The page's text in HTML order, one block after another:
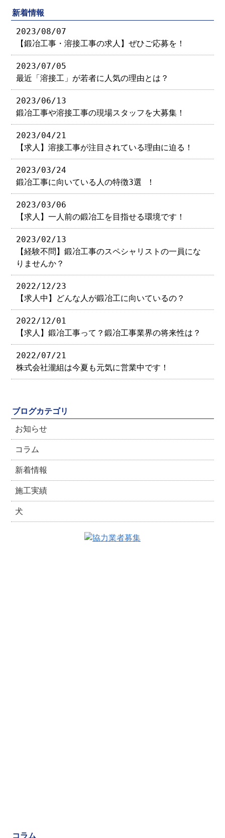
新着情報
2023/08/07
【鍛冶工事・溶接工事の求人】ぜひご応募を！
2023/07/05
最近「溶接工」が若者に人気の理由とは？
2023/06/13
鍛冶工事や溶接工事の現場スタッフを大募集！
2023/04/21
【求人】溶接工事が注目されている理由に迫る！
2023/03/24
鍛冶工事に向いている人の特徴3選 ！
2023/03/06
【求人】一人前の鍛冶工を目指せる環境です！
2023/02/13
【経験不問】鍛冶工事のスペシャリストの一員にな
りませんか？
2022/12/23
【求人中】どんな人が鍛冶工に向いているの？
2022/12/01
【求人】鍛冶工事って？鍛冶工事業界の将来性は？
2022/07/21
株式会社瀧組は今夏も元気に営業中です！
ブログカテゴリ
お知らせ
コラム
新着情報
施工実績
犬
コラム